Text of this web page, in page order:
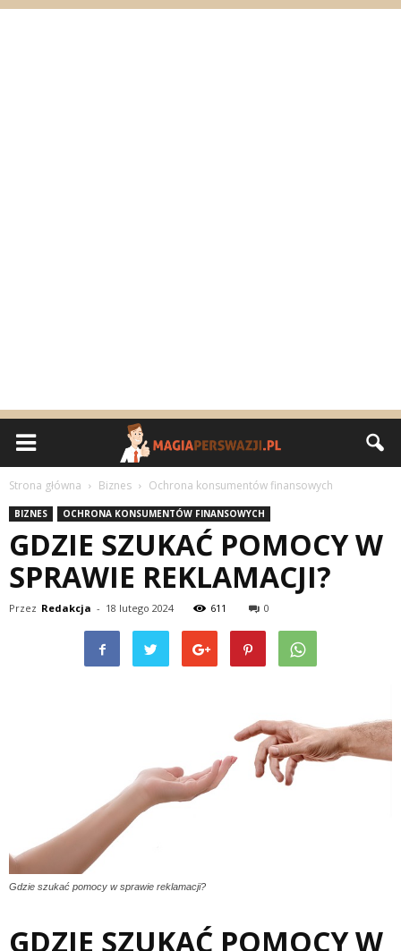
Strona główna Biznes Ochrona konsumentów finansowych
BIZNES OCHRONA KONSUMENTÓW FINANSOWYCH
GDZIE SZUKAĆ POMOCY W
SPRAWIE REKLAMACJI?
Przez Redakcja - 18 lutego 2024 611 0
Gdzie szukać pomocy w sprawie reklamacji?
GDZIE SZUKAĆ POMOCY W